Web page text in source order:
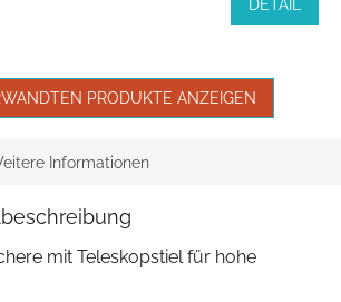
DETAIL
PRODUKTE ANZEIGEN
Informationen
mit Teleskopstiel für hohe